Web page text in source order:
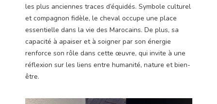
les plus anciennes traces d’équidés. Symbole culturel
et compagnon fidèle, le cheval occupe une place
essentielle dans la vie des Marocains. De plus, sa
capacité à apaiser et à soigner par son énergie
renforce son rôle dans cette œuvre, qui invite à une
réflexion sur les liens entre humanité, nature et bien-
être.